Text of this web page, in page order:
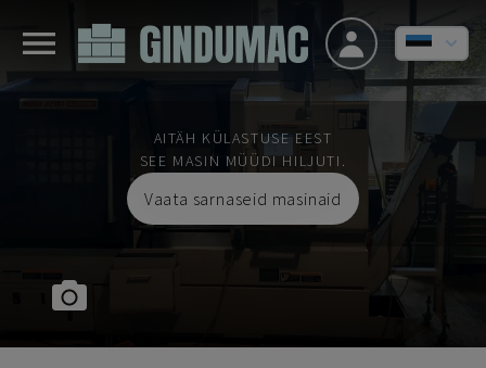
AITÄH KÜLASTUSE EEST
SEE MASIN MÜÜDI HILJUTI.
Vaata sarnaseid masinaid